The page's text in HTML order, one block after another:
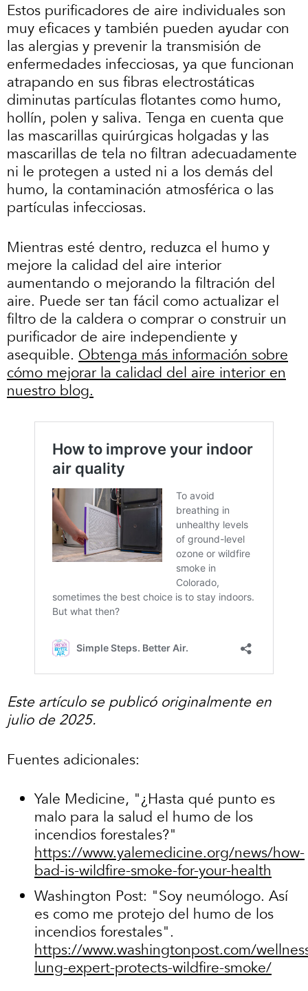
Estos purificadores de aire individuales son
muy eficaces y también pueden ayudar con
las alergias y prevenir la transmisión de
enfermedades infecciosas, ya que funcionan
atrapando en sus fibras electrostáticas
diminutas partículas flotantes como humo,
hollín, polen y saliva. Tenga en cuenta que
las mascarillas quirúrgicas holgadas y las
mascarillas de tela no filtran adecuadamente
ni le protegen a usted ni a los demás del
humo, la contaminación atmosférica o las
partículas infecciosas.
Mientras esté dentro, reduzca el humo y
mejore la calidad del aire interior
aumentando o mejorando la filtración del
aire. Puede ser tan fácil como actualizar el
filtro de la caldera o comprar o construir un
purificador de aire independiente y
asequible. Obtenga más información sobre
cómo mejorar la calidad del aire interior en
nuestro blog.
Este artículo se publicó originalmente en
julio de 2025.
Fuentes adicionales:
Yale Medicine, "¿Hasta qué punto es
malo para la salud el humo de los
incendios forestales?"
https://www.yalemedicine.org/news/how-
bad-is-wildfire-smoke-for-your-health
Washington Post: "Soy neumólogo. Así
es como me protejo del humo de los
incendios forestales".
https://www.washingtonpost.com/
lung-expert-protects-wildfire-smoke/